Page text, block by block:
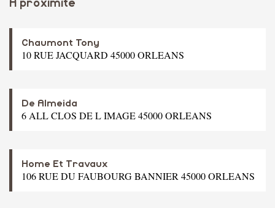
A proximite
Chaumont Tony
10 RUE JACQUARD 45000 ORLEANS
De Almeida
6 ALL CLOS DE L IMAGE 45000 ORLEANS
Home Et Travaux
106 RUE DU FAUBOURG BANNIER 45000 ORLEANS